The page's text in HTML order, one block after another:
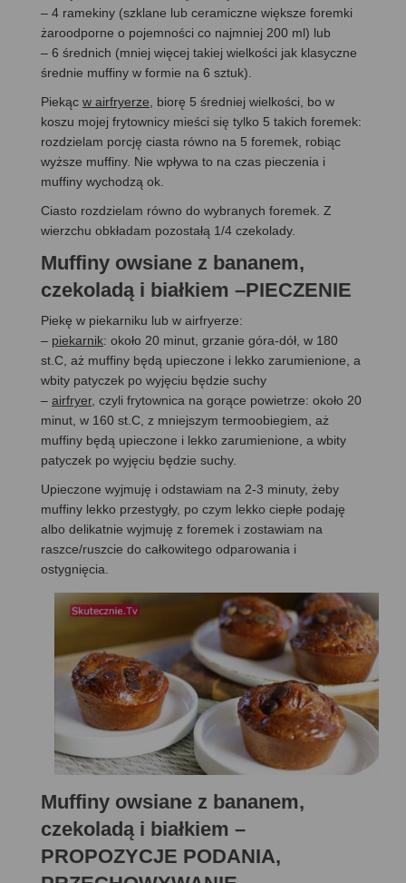
– 4 ramekiny (szklane lub ceramiczne większe foremki
żaroodporne o pojemności co najmniej 200 ml) lub
– 6 średnich (mniej więcej takiej wielkości jak klasyczne
średnie muffiny w formie na 6 sztuk).
Piekąc w airfryerze , biorę 5 średniej wielkości, bo w
koszu mojej frytownicy mieści się tylko 5 takich foremek:
rozdzielam porcję ciasta równo na 5 foremek, robiąc
wyższe muffiny. Nie wpływa to na czas pieczenia i
muffiny wychodzą ok.
Ciasto rozdzielam równo do wybranych foremek. Z
wierzchu obkładam pozostałą 1/4 czekolady.
Muffiny owsiane z bananem,
czekoladą i białkiem –PIECZENIE
Piekę w piekarniku lub w airfryerze:
– piekarnik: około 20 minut, grzanie góra-dół, w 180
st.C, aż muffiny będą upieczone i lekko zarumienione, a
wbity patyczek po wyjęciu będzie suchy
– airfryer, czyli frytownica na gorące powietrze: około 20
minut, w 160 st.C, z mniejszym termoobiegiem, aż
muffiny będą upieczone i lekko zarumienione, a wbity
patyczek po wyjęciu będzie suchy.
Upieczone wyjmuję i odstawiam na 2-3 minuty, żeby
muffiny lekko przestygły, po czym lekko ciepłe podaję
albo delikatnie wyjmuję z foremek i zostawiam na
raszce/ruszcie do całkowitego odparowania i
ostygnięcia.
Muffiny owsiane z bananem,
czekoladą i białkiem –
PROPOZYCJE PODANIA,